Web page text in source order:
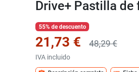
Drive+ Pastilla de
55% de descuento
21,73 € 48,29 €
IVA incluido